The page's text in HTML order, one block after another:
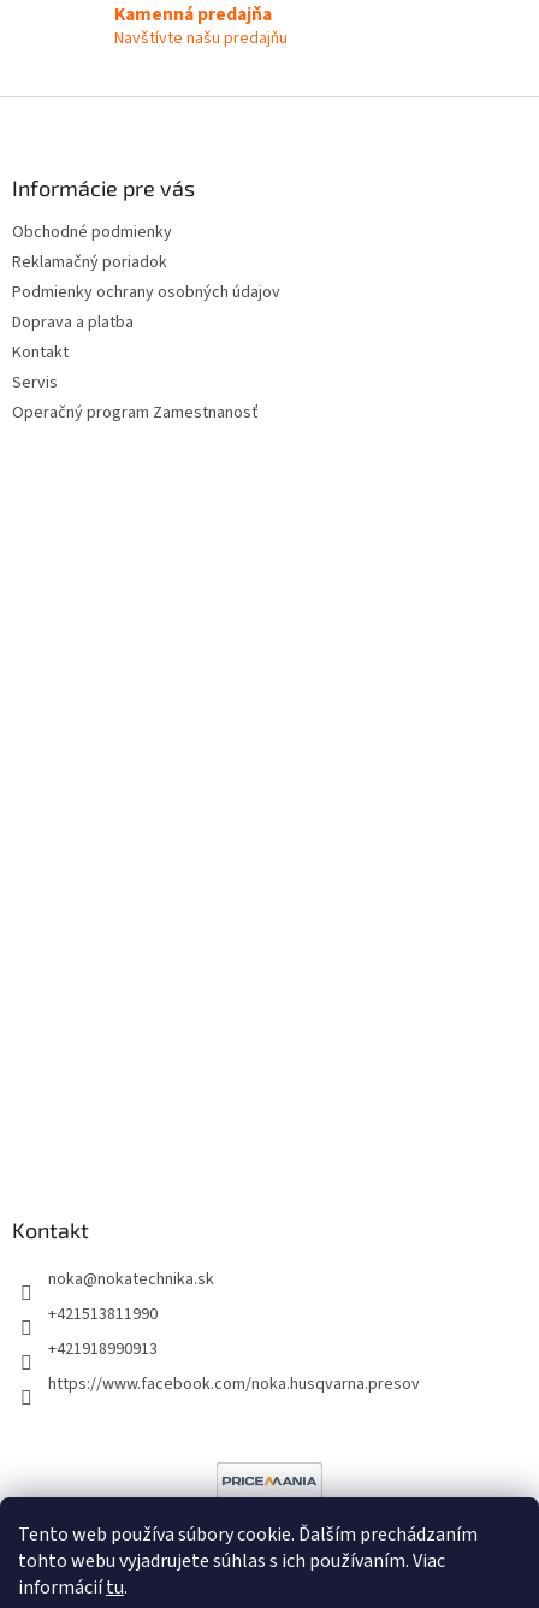
Tento web používa súbory cookie. Ďalším prechádzaním
tohto webu vyjadrujete súhlas s ich používaním. Viac
informáciítu.
y
v
i
Kamenná predajňa
Navštívte našu predajňu
Informácie pre vás
Obchodné podmienky
Reklamačný poriadok
Podmienky ochrany osobných údajov
Doprava a platba
Kontakt
Servis
Operačný program Zamestnanosť
Kontakt
noka@nokatechnika.sk
+421513811990
+421918990913
https://www.facebook.com/noka.husqvarna.presov